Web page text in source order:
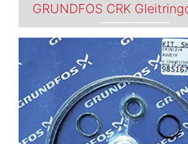
GRUNDFOS CRK